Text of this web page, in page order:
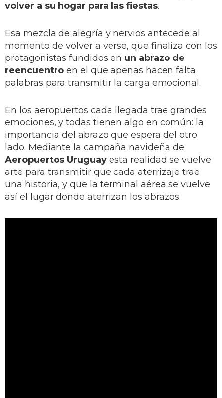
volver a su hogar para las fiestas.
Esa mezcla de alegría y nervios antecede al
momento de volver a verse, que finaliza con los
protagonistas fundidos en un abrazo de
reencuentro en el que apenas hacen falta
palabras para transmitir la carga emocional.
En los aeropuertos cada llegada trae grandes
emociones, y todas tienen algo en común: la
importancia del abrazo que espera del otro
lado. Mediante la campaña navideña de
Aeropuertos Uruguay esta realidad se vuelve
arte para transmitir que cada aterrizaje trae
una historia, y que la terminal aérea se vuelve
así el lugar donde aterrizan los abrazos.